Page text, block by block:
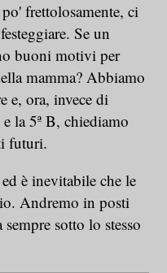
frettolosamente, ci
Se un
buoni motivi per
mamma? Abbiamo
e, ora, invece di
la 5ª B, chiediamo
futuri.
è inevitabile che le
Andremo in posti
sotto lo stesso